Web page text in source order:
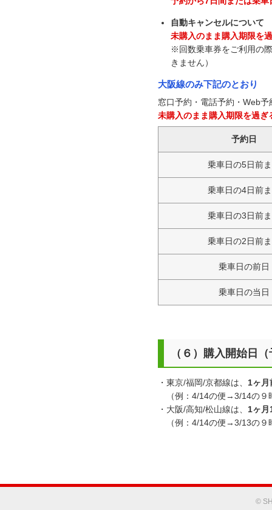
自動キャンセルについて
未購入のまま購入期限を
※回数乗車券をご利用の
きません）
大阪線のみ下記のとおり
窓口予約・電話予約・Web
未購入のまま購入期限を過
予約日
乗車日の5日前
乗車日の4日前
乗車日の3日前
乗車日の2日前
乗車日の前日
乗車日の当日
（６）購入開始日
・東京/福岡/京都線は、 1ヶ月
（例：4/14の便→3/14の９
・大阪/高知/松山線は、 1ヶ月
（例：4/14の便→3/13の９
©